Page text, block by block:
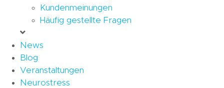
Kundenmeinungen
Häufig gestellte Fragen
News
Blog
Veranstaltungen
Neurostress